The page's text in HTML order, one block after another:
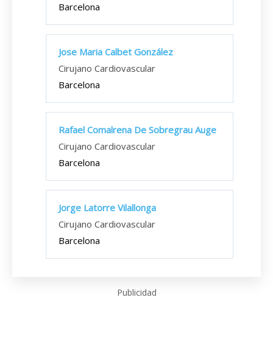
Barcelona
Jose Maria Calbet González
Cirujano Cardiovascular
Barcelona
Rafael Comalrena De Sobregrau Auge
Cirujano Cardiovascular
Barcelona
Jorge Latorre Vilallonga
Cirujano Cardiovascular
Barcelona
Publicidad